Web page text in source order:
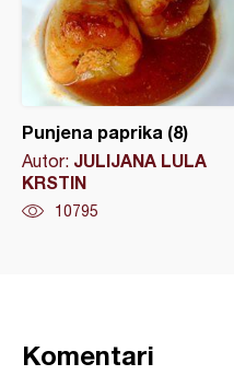
Punjena paprika (8)
Autor: JULIJANA LULA
KRSTIN
10795
Komentari